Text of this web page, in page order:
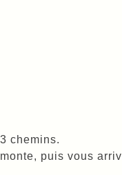
chemins.
puis vous